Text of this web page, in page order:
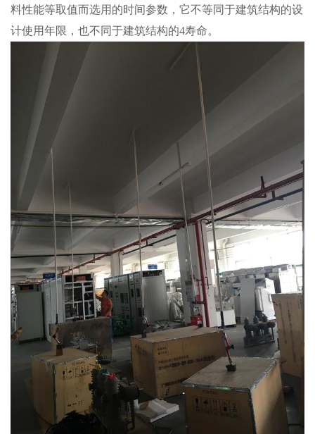
料性能等取值而选用的时间参数，它不等同于建筑结构的设
计使用年限，也不同于建筑结构的4寿命。